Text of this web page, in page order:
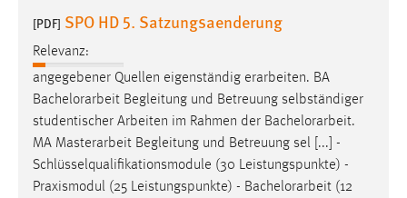
[PDF] SPO HD 5. Satzungsaenderung
Relevanz:
angegebener Quellen eigenständig erarbeiten. BA
Bachelorarbeit Begleitung und Betreuung selbständiger
studentischer Arbeiten im Rahmen der Bachelorarbeit.
MA Masterarbeit Begleitung und Betreuung sel [...] -
Schlüsselqualifikationsmodule (30 Leistungspunkte) -
Praxismodul (25 Leistungspunkte) - Bachelorarbeit (12
fe_user, be_user, be_lastLoginProvider
Zweck:
Dieser Cookie ist notwendig um sich an der Website
einloggen zu können.
Cookie Laufzeit:
24 Stunden